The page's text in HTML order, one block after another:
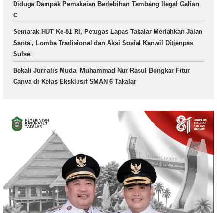
Diduga Dampak Pemakaian Berlebihan Tambang Ilegal Galian
C
Semarak HUT Ke-81 RI, Petugas Lapas Takalar Meriahkan Jalan
Santai, Lomba Tradisional dan Aksi Sosial Kanwil Ditjenpas
Sulsel
Bekali Jurnalis Muda, Muhammad Nur Rasul Bongkar Fitur
Canva di Kelas Eksklusif SMAN 6 Takalar